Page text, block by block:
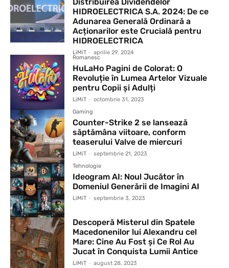
HIDROELECTRICA S.A. 2024: De ce
Adunarea Generală Ordinară a
Acționarilor este Crucială pentru
HIDROELECTRICA
LiMiT - aprilie 29, 2024
Romanesc
HuLaHo Pagini de Colorat: O
Revoluție în Lumea Artelor Vizuale
pentru Copii și Adulți
LiMiT - octombrie 31, 2023
Gaming
Counter-Strike 2 se lansează
săptămâna viitoare, conform
teaserului Valve de miercuri
LiMiT - septembrie 21, 2023
Tehnologie
Ideogram AI: Noul Jucător în
Domeniul Generării de Imagini AI
LiMiT - septembrie 3, 2023
Descoperă Misterul din Spatele
Macedonenilor lui Alexandru cel
Mare: Cine Au Fost și Ce Rol Au
Jucat în Conquista Lumii Antice
LiMiT - august 28, 2023